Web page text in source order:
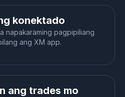
konektado
napakaraming pagpipiliang
ang XM app.
ang trades mo